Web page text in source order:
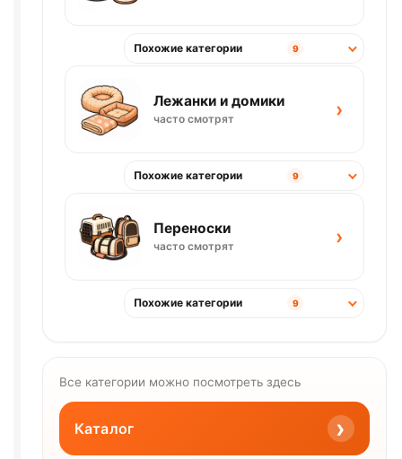
Похожие категории 9
Лежанки и домики
часто смотрят ›
Похожие категории 9
Переноски
часто смотрят ›
Похожие категории 9
Все категории можно посмотреть здесь
Каталог ›